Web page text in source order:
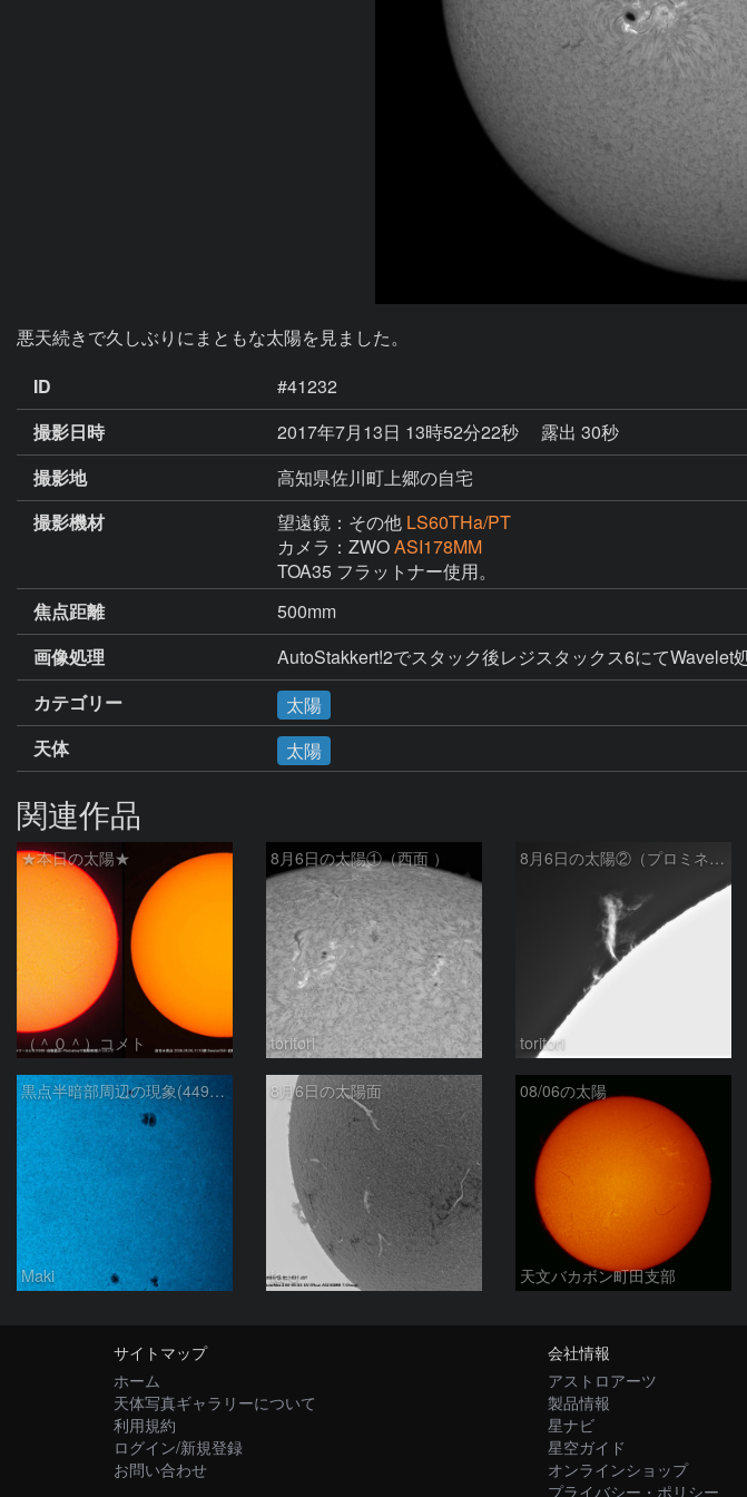
悪天続きで久しぶりにまともな太陽を見ました。
ID
#41232
撮影日時
2017年7月13日 13時52分22秒
露出 30秒
撮影地
高知県佐川町上郷の自宅
撮影機材
望遠鏡：その他 LS60THa/PT
カメラ：ZWOASI178MM
TOA35 フラットナー使用。
焦点距離
500mm
画像処理
AutoStakkert!2でスタック後レジスタックス6にて
カテゴリー
太陽
天体
太陽
関連作品
★本日の太陽★
（＾０＾）コメト
8月6日の太陽①（西面 ）
toritori
8月6日の太陽②（プロミネン北東縁 ）
toritori
黒点半暗部周辺の現象(4498、4502付近)8/6
Maki
8月6日の太陽面
ta-o
08/06の太陽
天文バカボン町田支部
サイトマップ
ホーム
天体写真ギャラリーについて
利用規約
ログイン/新規登録
お問い合わせ
会社情報
アストロアーツ
製品情報
星ナビ
星空ガイド
オンラインショップ
プライバシー・ポリシー